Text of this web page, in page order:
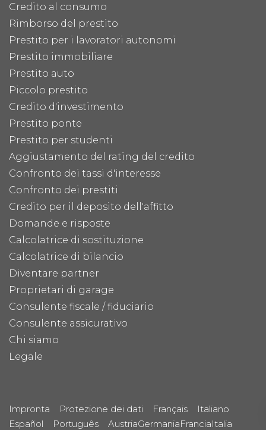
Credito al consumo
Rimborso del prestito
Prestito per i lavoratori autonomi
Prestito immobiliare
Prestito auto
Piccolo prestito
Credito d'investimento
Prestito ponte
Prestito per studenti
Aggiustamento del rating del credito
Confronto dei tassi d'interesse
Confronto dei prestiti
Credito per il deposito dell'affitto
Domande e risposte
Calcolatrice di sostituzione
Calcolatrice di bilancio
Diventare partner
Proprietari di garage
Consulente fiscale / fiduciario
Consulente assicurativo
Chi siamo
Legale
Impronta Protezione dei dati Français
Italiano
Español
Português AustriaGermaniaFranciaItalia